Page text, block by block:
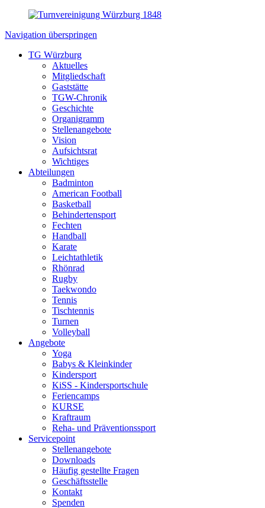
Navigation überspringen
TG Würzburg
Aktuelles
Mitgliedschaft
Gaststätte
TGW-Chronik
Geschichte
Organigramm
Stellenangebote
Vision
Aufsichtsrat
Wichtiges
Abteilungen
Badminton
American Football
Basketball
Behindertensport
Fechten
Handball
Karate
Leichtathletik
Rhönrad
Rugby
Taekwondo
Tennis
Tischtennis
Turnen
Volleyball
Angebote
Yoga
Babys & Kleinkinder
Kindersport
KiSS - Kindersportschule
Feriencamps
KURSE
Kraftraum
Reha- und Präventionssport
Servicepoint
Stellenangebote
Downloads
Häufig gestellte Fragen
Geschäftsstelle
Kontakt
Spenden